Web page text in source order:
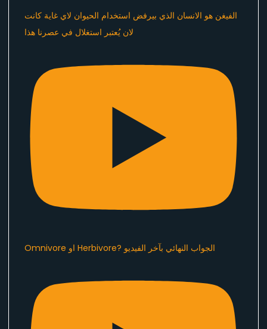
الفيغن هو الانسان الذي بيرفض استخدام الحيوان لاي غاية كانت
Omnivore او Herbivore? الجواب النهائي بآخر الفيديو